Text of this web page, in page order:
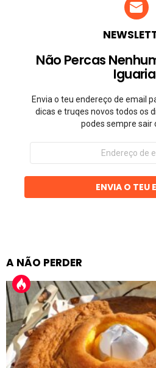
Não Percas
Envia o teu endereço de email
dicas e truqes novos todos os
podes sempre sair
Endereço
email
ENVIA O TEU
A NÃO PERDER